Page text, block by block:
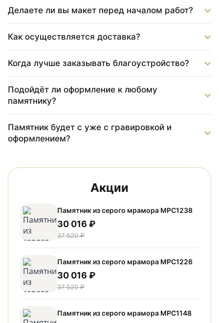
Делаете ли вы макет перед началом работ?
Как осуществляется доставка?
Когда лучше заказывать благоустройство?
Подойдёт ли оформление к любому
памятнику?
Памятник будет с уже с гравировкой и
оформлением?
Акции
Памятник из серого мрамора МРС1238
30 016 ₽
37 520 ₽
Памятник из серого мрамора МРС1226
30 016 ₽
37 520 ₽
Памятник из серого мрамора МРС1148